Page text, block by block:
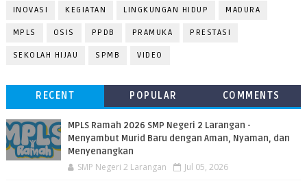
INOVASI KEGIATAN LINGKUNGAN HIDUP MADURA
MPLS OSIS PPDB PRAMUKA PRESTASI
SEKOLAH HIJAU SPMB VIDEO
RECENT POPULAR COMMENTS
MPLS Ramah 2026 SMP Negeri 2 Larangan -
Menyambut Murid Baru dengan Aman, Nyaman, dan
Menyenangkan
SMP Negeri 2 Larangan Jul 05, 2026